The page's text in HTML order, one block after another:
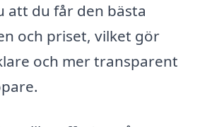
att du får den bästa
och priset, vilket gör
och mer transparent